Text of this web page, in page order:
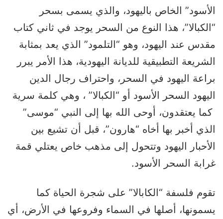
الأسود” الخاص باليهود، والذي يسمى بسحر
“الكبالا”، هذا النوع من السحر يوجد في ثاني كتاب
مقدس عند اليهود، وهو “التلمود” الذي يعد بمثابة
الشريعة التطبيقية للديانة اليهودية، هذا الأمر يبرر
براعة اليهود في السحر، واحتراف رجال الدين
اليهود السحر الأسود أو “الكبالا” ، وهي كلمة سرية
كما يعتقدون، أوحى الله بها إلى النبي “موسى”
الذي أخبر بها أخاه “هارون”، قبل أن تشيع بين
الأحبار اليهود وتتحول إلى مذهب خاص يعتلي قمة
غرابة السحر الأسود.
تقوم فلسفة “الكابالا” على شجرة الحياة كما
يسمونها، أصلها في السماء وفروعها في الأرض، أي